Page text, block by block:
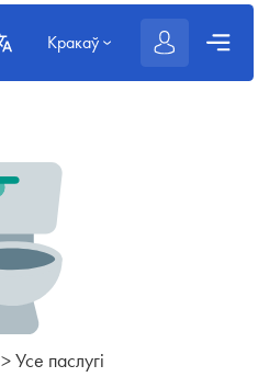
Кракаў
>Усе паслугі